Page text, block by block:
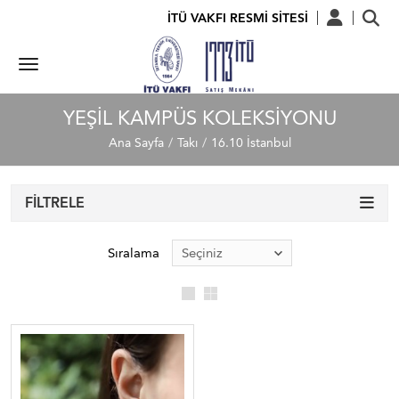
İTÜ VAKFI RESMİ SİTESİ
YEŞIL KAMPÜS KOLEKSIYONU
Ana Sayfa Takı 16.10 İstanbul
FILTRELE
Sıralama